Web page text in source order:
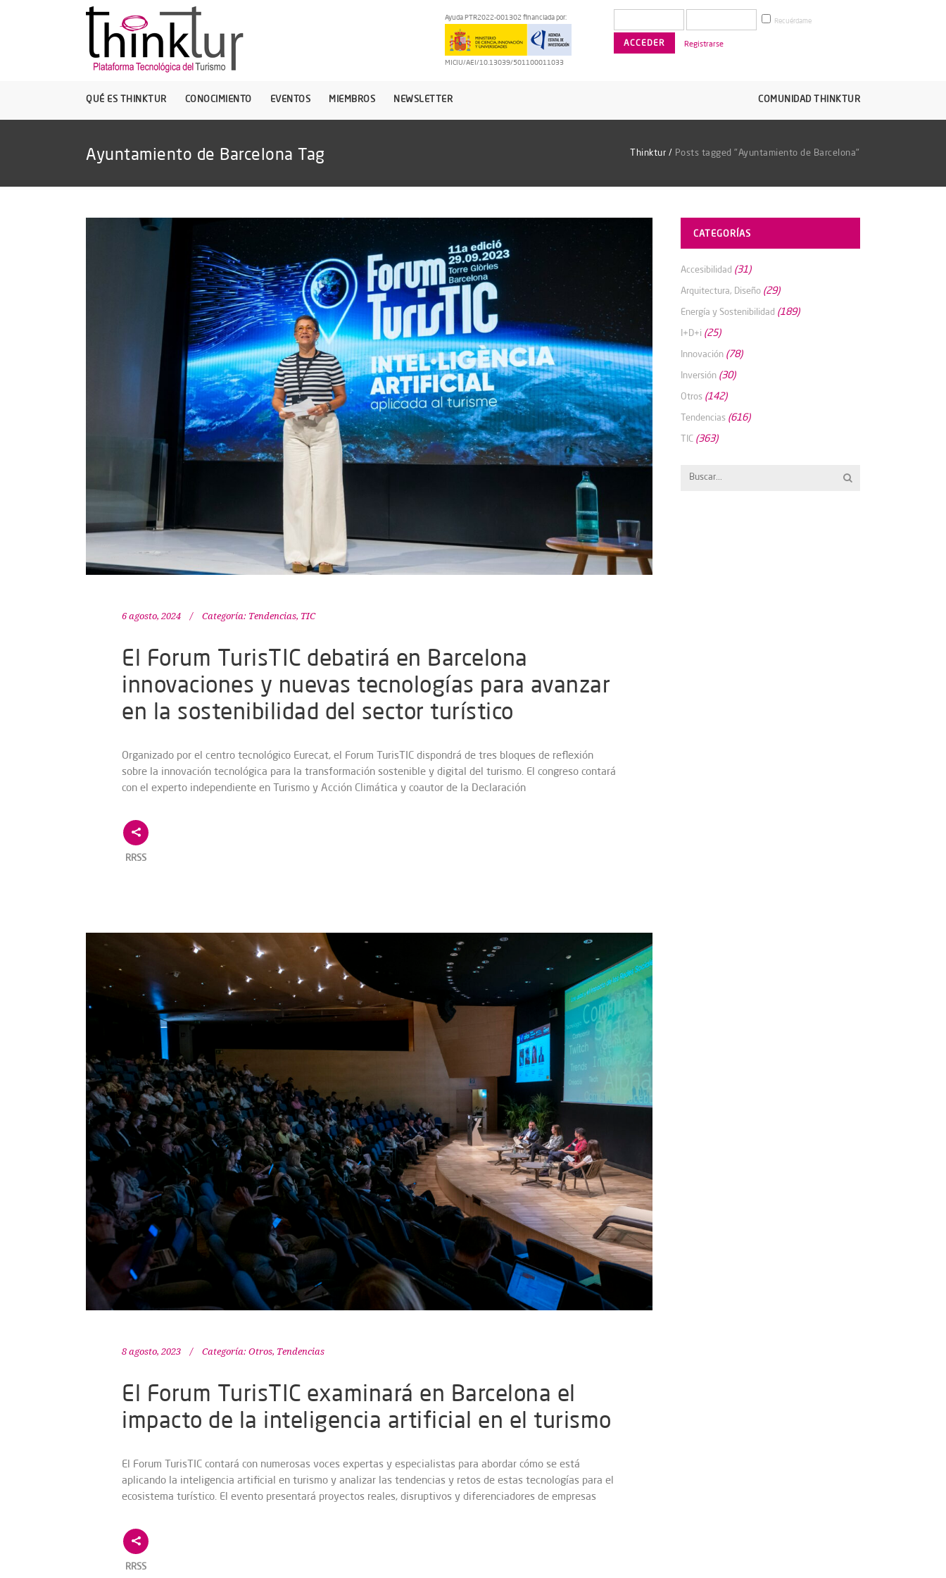
Ayuda PTR2022-001302 financiada por:
MICIU/AEI/10.13039/501100011033
Recuérdame
Registrarse
QUÉ ES THINKTUR CONOCIMIENTO EVENTOS MIEMBROS NEWSLETTER COMUNIDAD THINKTUR
Ayuntamiento de Barcelona Tag Thinktur / Posts tagged "Ayuntamiento de Barcelona"
6 agosto, 2024 Categoría: Tendencias, TIC
El Forum TurisTIC debatirá en Barcelona
innovaciones y nuevas tecnologías para avanzar
en la sostenibilidad del sector turístico
Organizado por el centro tecnológico Eurecat, el Forum TurisTIC dispondrá de tres bloques de reflexión
sobre la innovación tecnológica para la transformación sostenible y digital del turismo. El congreso contará
con el experto independiente en Turismo y Acción Climática y coautor de la Declaración
RRSS
8 agosto, 2023 Categoría: Otros, Tendencias
El Forum TurisTIC examinará en Barcelona el
impacto de la inteligencia artificial en el turismo
El Forum TurisTIC contará con numerosas voces expertas y especialistas para abordar cómo se está
aplicando la inteligencia artificial en turismo y analizar las tendencias y retos de estas tecnologías para el
ecosistema turístico. El evento presentará proyectos reales, disruptivos y diferenciadores de empresas
RRSS
CATEGORÍAS
Accesibilidad (31)
Arquitectura, Diseño (29)
Energía y Sostenibilidad (189)
I+D+i (25)
Innovación (78)
Inversión (30)
Otros (142)
Tendencias (616)
TIC (363)